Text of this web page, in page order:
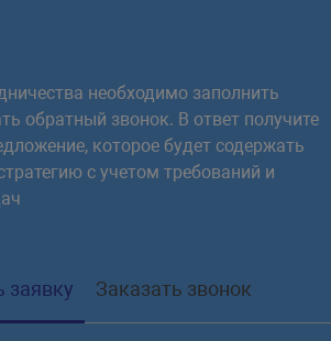
необходимо заполнить
обратный звонок. В ответ получите
которое будет содержать
с учетом требований и
заявку Заказать звонок